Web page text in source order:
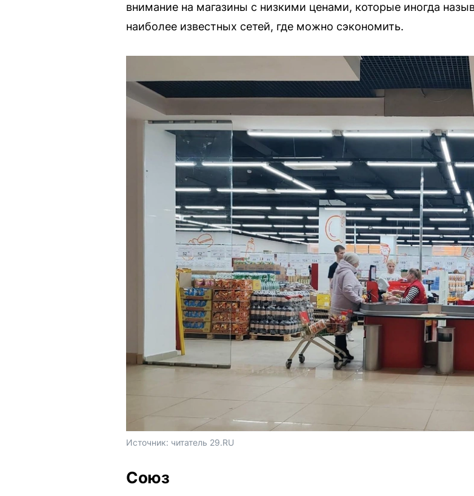
внимание на магазины с низкими ценами, которые иногда
наиболее известных сетей, где можно сэкономить.
Источник: читатель 29.RU
Союз